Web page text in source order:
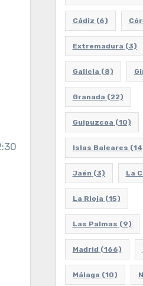
Cádiz (6)
Extremadura (3)
Galicia (8)
Granada (22)
Guipuzcoa (10)
Islas Baleares
Jaén (3) La
La Rioja (15)
Las Palmas (9)
Madrid (166)
Málaga (10)